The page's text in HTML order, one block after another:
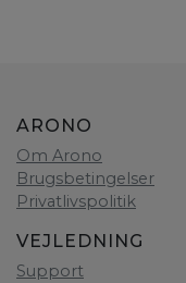
ARONO
Om Arono
Brugsbetingelser
Privatlivspolitik
VEJLEDNING
Support